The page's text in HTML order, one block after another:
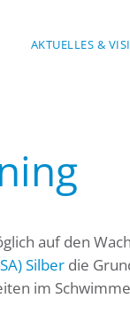
AKTUELLES &
auf den
Silber die
im